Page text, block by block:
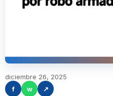
diciembre 26, 2025
f
w ↗